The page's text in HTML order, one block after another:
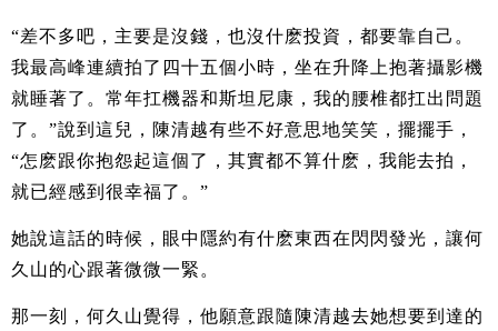
“差不多吧，主要是沒錢，也沒什麽投資，都要靠自己。
我最高峰連續拍了四十五個小時，坐在升降上抱著攝影機
就睡著了。常年扛機器和斯坦尼康，我的腰椎都扛出問題
了。”說到這兒，陳清越有些不好意思地笑笑，擺擺手，
“怎麽跟你抱怨起這個了，其實都不算什麽，我能去拍，
就已經感到很幸福了。”
她說這話的時候，眼中隱約有什麽東西在閃閃發光，讓何
久山的心跟著微微一緊。
那一刻，何久山覺得，他願意跟隨陳清越去她想要到達的